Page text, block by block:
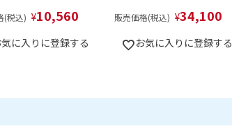
(税込) ¥10,560
気に入りに登録する
販売価格(税込) ¥34,100
お気に入りに登録する